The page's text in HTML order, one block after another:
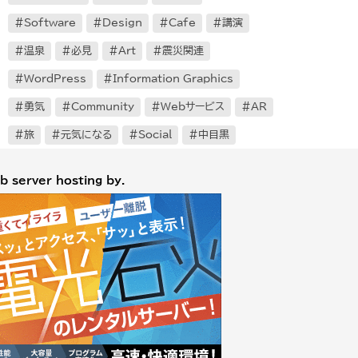
Software Design Cafe 講演
温泉 必見 Art 震災関連
WordPress Information Graphics
勇気 Community Webサービス AR
旅 元気になる Social 中目黒
server hosting by.